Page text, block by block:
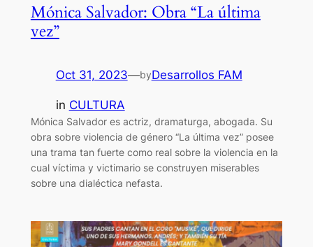
Mónica Salvador: Obra “La última
vez”
Oct 31, 2023—byDesarrollos FAM
in CULTURA
Mónica Salvador es actriz, dramaturga, abogada. Su
obra sobre violencia de género “La última vez” posee
una trama tan fuerte como real sobre la violencia en la
cual víctima y victimario se construyen miserables
sobre una dialéctica nefasta.